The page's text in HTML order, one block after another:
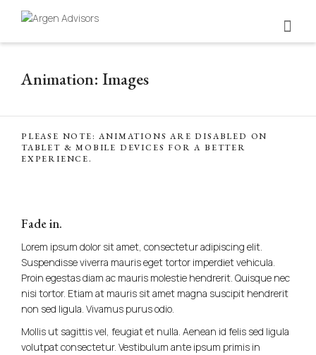
Animation: Images
PLEASE NOTE: ANIMATIONS ARE DISABLED ON
TABLET & MOBILE DEVICES FOR A BETTER
EXPERIENCE.
Fade in.
Lorem ipsum dolor sit amet, consectetur adipiscing elit.
Suspendisse viverra mauris eget tortor imperdiet vehicula.
Proin egestas diam ac mauris molestie hendrerit. Quisque nec
nisi tortor. Etiam at mauris sit amet magna suscipit hendrerit
non sed ligula. Vivamus purus odio.
Mollis ut sagittis vel, feugiat et nulla. Aenean id felis sed ligula
volutpat consectetur. Vestibulum ante ipsum primis in